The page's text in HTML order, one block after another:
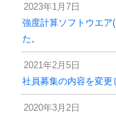
2023年1月7日
強度計算ソフトウエア
た。
2021年2月5日
社員募集の内容を変更
2020年3月2日